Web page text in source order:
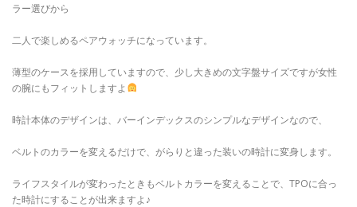
ラー選びから
二人で楽しめるペアウォッチになっています。
薄型のケースを採用していますので、少し大きめの文字盤サイズですが女性
の腕にもフィットしますよ
時計本体のデザインは、バーインデックスのシンプルなデザインなので、
ベルトのカラーを変えるだけで、がらりと違った装いの時計に変身します。
ライフスタイルが変わったときもベルトカラーを変えることで、TPOに合っ
た時計にすることが出来ますよ♪